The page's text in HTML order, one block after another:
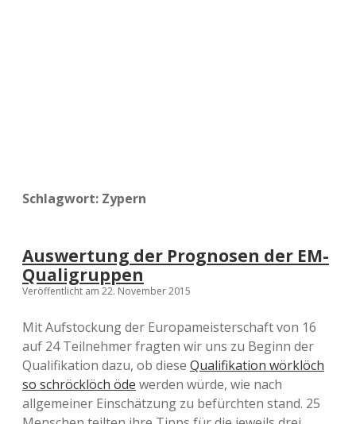
Schlagwort: Zypern
Auswertung der Prognosen der EM-
Qualigruppen
Veröffentlicht am 22. November 2015
Mit Aufstockung der Europameisterschaft von 16
auf 24 Teilnehmer fragten wir uns zu Beginn der
Qualifikation dazu, ob diese Qualifikation wörklöch
so schröcklöch öde werden würde, wie nach
allgemeiner Einschätzung zu befürchten stand. 25